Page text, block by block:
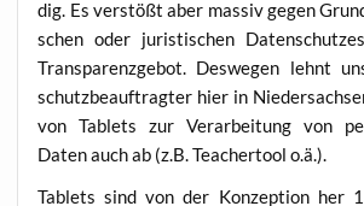
dig. Es ver­stößt aber mas­siv gegen
schen oder juris­ti­schen
Trans­pa­renz­ge­bot. Des­we­gen lehnt
schutz­be­auf­trag­ter hier in
von Tablets zur Ver­ar­bei­tung von
Daten auch ab (z.B. Tea­cher­tool o.ä.).
Tablets sind von der Kon­zep­ti­on her